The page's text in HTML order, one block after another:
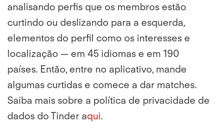
analisando perfis que os membros estão
curtindo ou deslizando para a esquerda,
elementos do perfil como os interesses e
localização — em 45 idiomas e em 190
países. Então, entre no aplicativo, mande
algumas curtidas e comece a dar matches.
Saiba mais sobre a política de privacidade de
dados do Tinder aqui.